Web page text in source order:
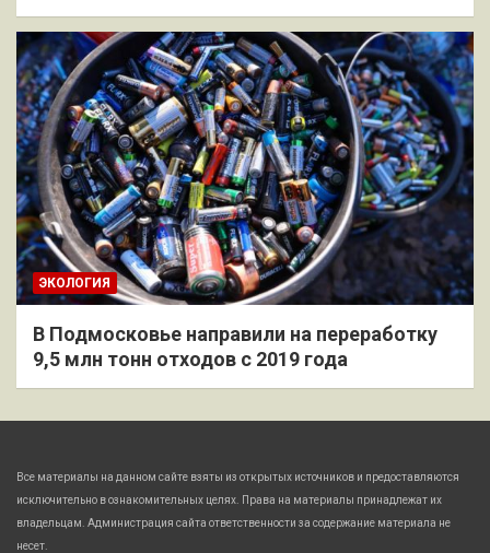
ЭКОЛОГИЯ
В Подмосковье направили на переработку
9,5 млн тонн отходов с 2019 года
Все материалы на данном сайте взяты из открытых источников и предоставляются
исключительно в ознакомительных целях. Права на материалы принадлежат их
владельцам. Администрация сайта ответственности за содержание материала не
несет.